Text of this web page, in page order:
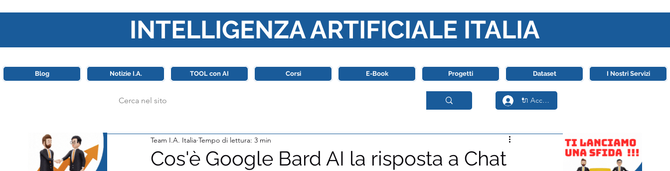
INTELLIGENZA ARTIFICIALE ITALIA
Blog Notizie I.A. TOOL con AI Corsi E-Book Progetti Dataset I Nostri Servizi
🔌 Accedi
Cos'è Google Bard AI la risposta a Chat
Team I.A. Italia Tempo di lettura: 3 min